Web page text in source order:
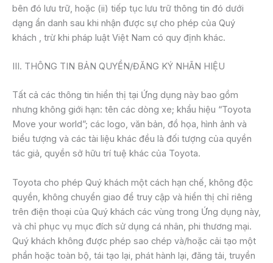
bên đó lưu trữ, hoặc (ii) tiếp tục lưu trữ thông tin đó dưới
dạng ẩn danh sau khi nhận được sự cho phép của Quý
khách , trừ khi pháp luật Việt Nam có quy định khác.
III. THÔNG TIN BẢN QUYỀN/ĐĂNG KÝ NHÃN HIỆU
Tất cả các thông tin hiển thị tại Ứng dụng này bao gồm
nhưng không giới hạn: tên các dòng xe; khẩu hiệu “Toyota
Move your world”; các logo, văn bản, đồ họa, hình ảnh và
biểu tượng và các tài liệu khác đều là đối tượng của quyền
tác giả, quyền sở hữu trí tuệ khác của Toyota.
Toyota cho phép Quý khách một cách hạn chế, không độc
quyền, không chuyển giao để truy cập và hiển thị chỉ riêng
trên điện thoại của Quý khách các vùng trong Ứng dụng này,
và chỉ phục vụ mục đích sử dụng cá nhân, phi thương mại.
Quý khách không được phép sao chép và/hoặc cải tạo một
phần hoặc toàn bộ, tái tạo lại, phát hành lại, đăng tải, truyền